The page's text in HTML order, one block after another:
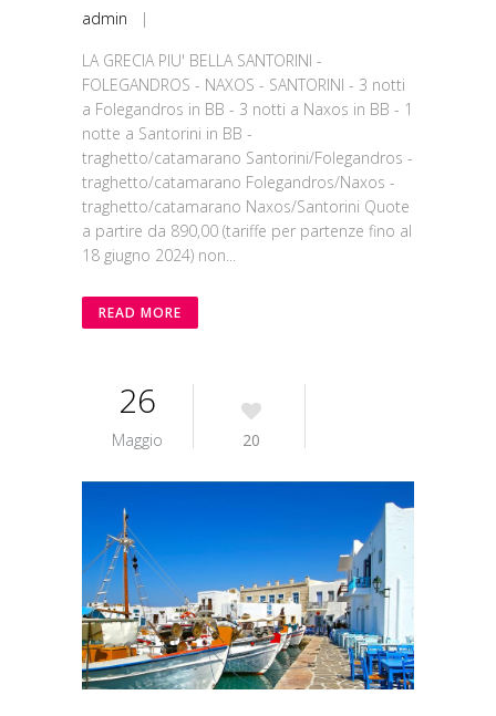
admin |
LA GRECIA PIU' BELLA SANTORINI -
FOLEGANDROS - NAXOS - SANTORINI - 3 notti
a Folegandros in BB - 3 notti a Naxos in BB - 1
notte a Santorini in BB -
traghetto/catamarano Santorini/Folegandros -
traghetto/catamarano Folegandros/Naxos -
traghetto/catamarano Naxos/Santorini Quote
a partire da 890,00 (tariffe per partenze fino al
18 giugno 2024) non...
READ MORE
26
Maggio 20